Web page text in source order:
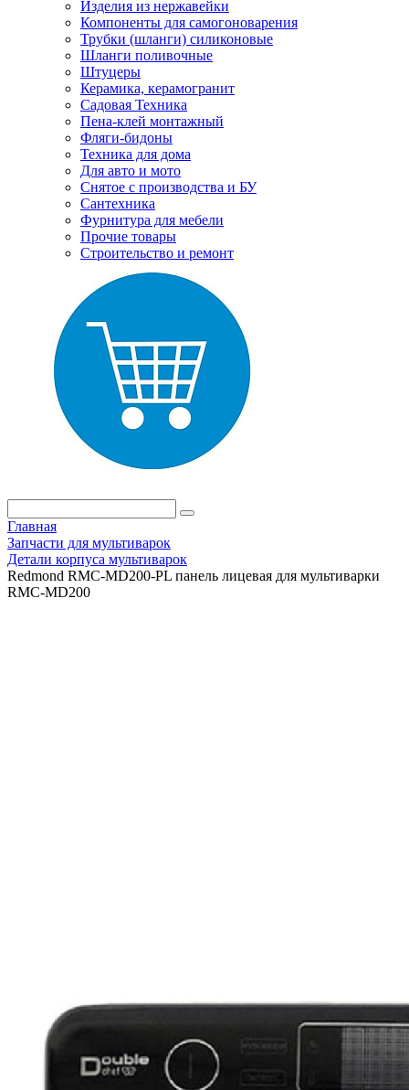
Изделия из нержавейки
Компоненты для самогоноварения
Трубки (шланги) силиконовые
Шланги поливочные
Штуцеры
Керамика, керамогранит
Садовая Техника
Пена-клей монтажный
Фляги-бидоны
Техника для дома
Для авто и мото
Снятое с производства и БУ
Сантехника
Фурнитура для мебели
Прочие товары
Строительство и ремонт
Главная
Запчасти для мультиварок
Детали корпуса мультиварок
Redmond RMC-MD200-PL панель лицевая для мультиварки
RMC-MD200